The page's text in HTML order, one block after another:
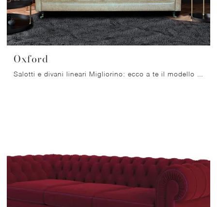
Oxford